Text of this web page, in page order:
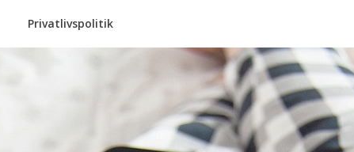
Privatlivspolitik